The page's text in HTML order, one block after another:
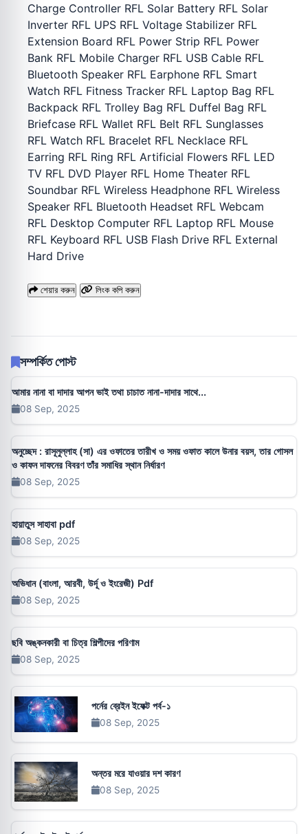
Charge Controller RFL Solar Battery RFL Solar
Inverter RFL UPS RFL Voltage Stabilizer RFL
Extension Board RFL Power Strip RFL Power
Bank RFL Mobile Charger RFL USB Cable RFL
Bluetooth Speaker RFL Earphone RFL Smart
Watch RFL Fitness Tracker RFL Laptop Bag RFL
Backpack RFL Trolley Bag RFL Duffel Bag RFL
Briefcase RFL Wallet RFL Belt RFL Sunglasses
RFL Watch RFL Bracelet RFL Necklace RFL
Earring RFL Ring RFL Artificial Flowers RFL LED
TV RFL DVD Player RFL Home Theater RFL
Soundbar RFL Wireless Headphone RFL Wireless
Speaker RFL Bluetooth Headset RFL Webcam
RFL Desktop Computer RFL Laptop RFL Mouse
RFL Keyboard RFL USB Flash Drive RFL External
Hard Drive
শেয়ার করুন লিংক কপি করুন
সম্পর্কিত পোস্ট
আমার নানা বা দাদার আপন ভাই তথা চাচাত নানা-দাদার সাথে...
08 Sep, 2025
অনুচ্ছেদ : রাসূলুল্লাহ (সা) এর ওফাতের তারীখ ও সময় ওফাত কালে উনার বয়স, তার গোসল
ও কাফন দাফনের বিবরণ তাঁর সমাধির স্থান নির্ধারণ
08 Sep, 2025
হায়াতুস সাহাবা pdf
08 Sep, 2025
অভিধান (বাংলা, আরবী, উর্দূ ও ইংরেজী) Pdf
08 Sep, 2025
ছবি অঙ্কনকারী বা চিত্র শিল্পীদের পরিণাম
08 Sep, 2025
পর্নের ব্রেইন ইফেক্ট পর্ব-১
08 Sep, 2025
অন্তর মরে যাওয়ার দশ কারণ
08 Sep, 2025